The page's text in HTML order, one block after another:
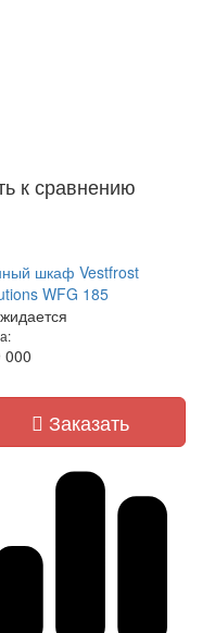
к сравнению
шкаф Vestfrost
WFG 185
000
Заказать